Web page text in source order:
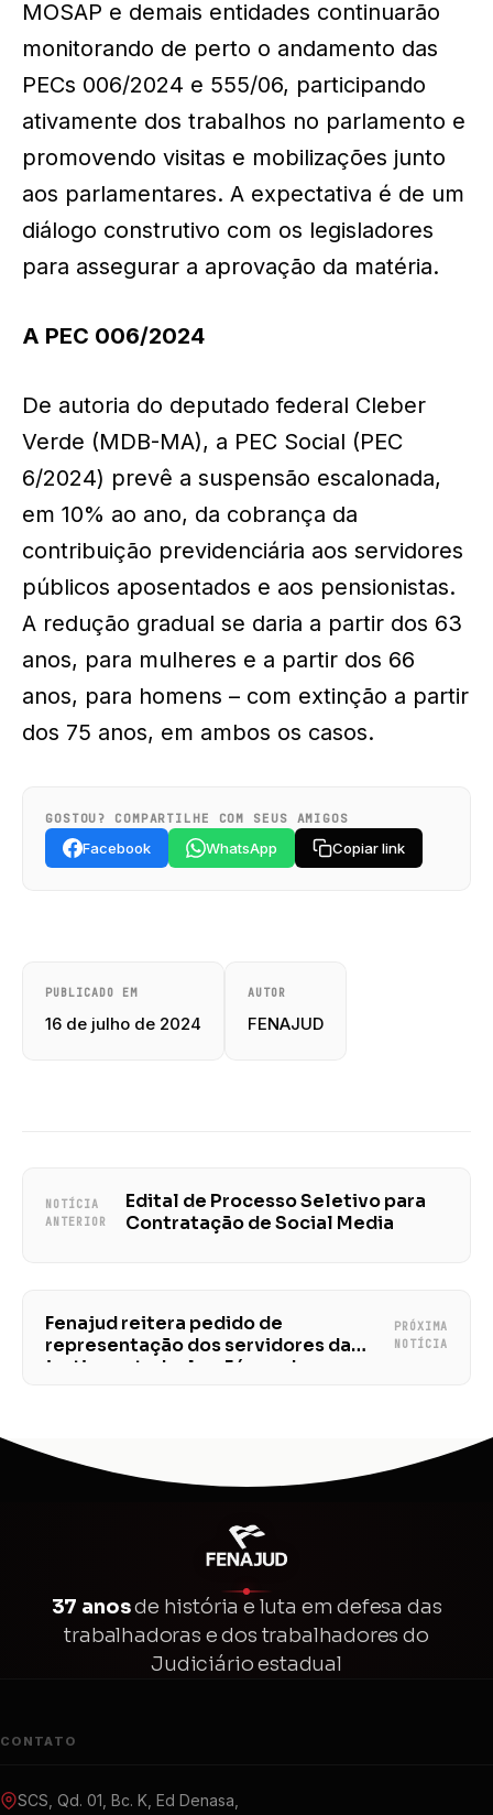
MOSAP e demais entidades continuarão
monitorando de perto o andamento das
PECs 006/2024 e 555/06, participando
ativamente dos trabalhos no parlamento e
promovendo visitas e mobilizações junto
aos parlamentares. A expectativa é de um
diálogo construtivo com os legisladores
para assegurar a aprovação da matéria.
A PEC 006/2024
De autoria do deputado federal Cleber
Verde (MDB-MA), a PEC Social (PEC
6/2024) prevê a suspensão escalonada,
em 10% ao ano, da cobrança da
contribuição previdenciária aos servidores
públicos aposentados e aos pensionistas.
A redução gradual se daria a partir dos 63
anos, para mulheres e a partir dos 66
anos, para homens – com extinção a partir
dos 75 anos, em ambos os casos.
GOSTOU? COMPARTILHE COM SEUS AMIGOS
Facebook WhatsApp Copiar link
PUBLICADO EM
16 de julho de 2024
AUTOR
FENAJUD
NOTÍCIA
ANTERIOR
Edital de Processo Seletivo para
Contratação de Social Media
Fenajud reitera pedido de
representação dos servidores da
justiça estadual no Fórum de
PRÓXIMA
NOTÍCIA
37 anosde história e luta em defesa das
trabalhadoras e dos trabalhadores do
Judiciário estadual
CONTATO
SCS, Qd. 01, Bc. K, Ed Denasa,